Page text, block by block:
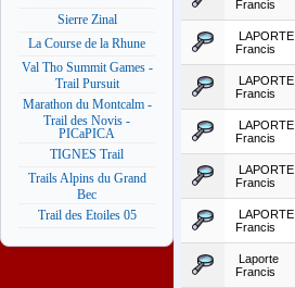
Sierre Zinal
La Course de la Rhune
Val Tho Summit Games -
Trail Pursuit
Marathon du Montcalm -
Trail des Novis -
PICaPICA
TIGNES Trail
Trails Alpins du Grand
Bec
Trail des Etoiles 05
Francis
LAPORTE
Francis
LAPORTE
Francis
LAPORTE
Francis
LAPORTE
Francis
LAPORTE
Francis
Laporte
Francis